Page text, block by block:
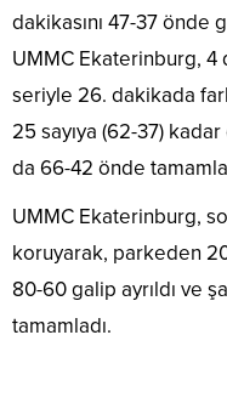
dakikasını 47-37 önde
UMMC Ekaterinburg, 4
seriyle 26. dakikada
25 sayıya (62-37)
da 66-42 önde
UMMC Ekaterinburg,
koruyarak, parkeden
80-60 galip ayrıldı ve
tamamladı.